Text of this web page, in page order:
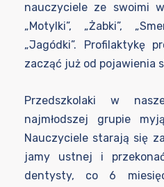
nauczyciele ze swoimi
„Motylki”, „Żabki”,
„Jagódki”. Profilaktykę
zacząć już od pojawienia
Przedszkolaki w
najmłodszej grupie
Nauczyciele starają się
jamy ustnej i
dentysty, co 6